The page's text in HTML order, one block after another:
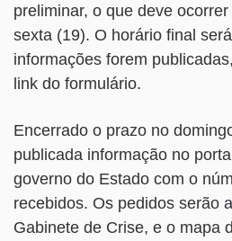
preliminar, o que deve
sexta (19). O horário final
informações forem
link do formulário.
Encerrado o prazo no
publicada informação no
governo do Estado com o
recebidos. Os pedidos serão
Gabinete de Crise, e o mapa